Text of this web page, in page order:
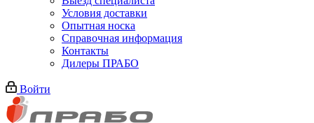
Условия доставки
Опытная носка
Справочная информация
Контакты
Дилеры ПРАБО
Войти